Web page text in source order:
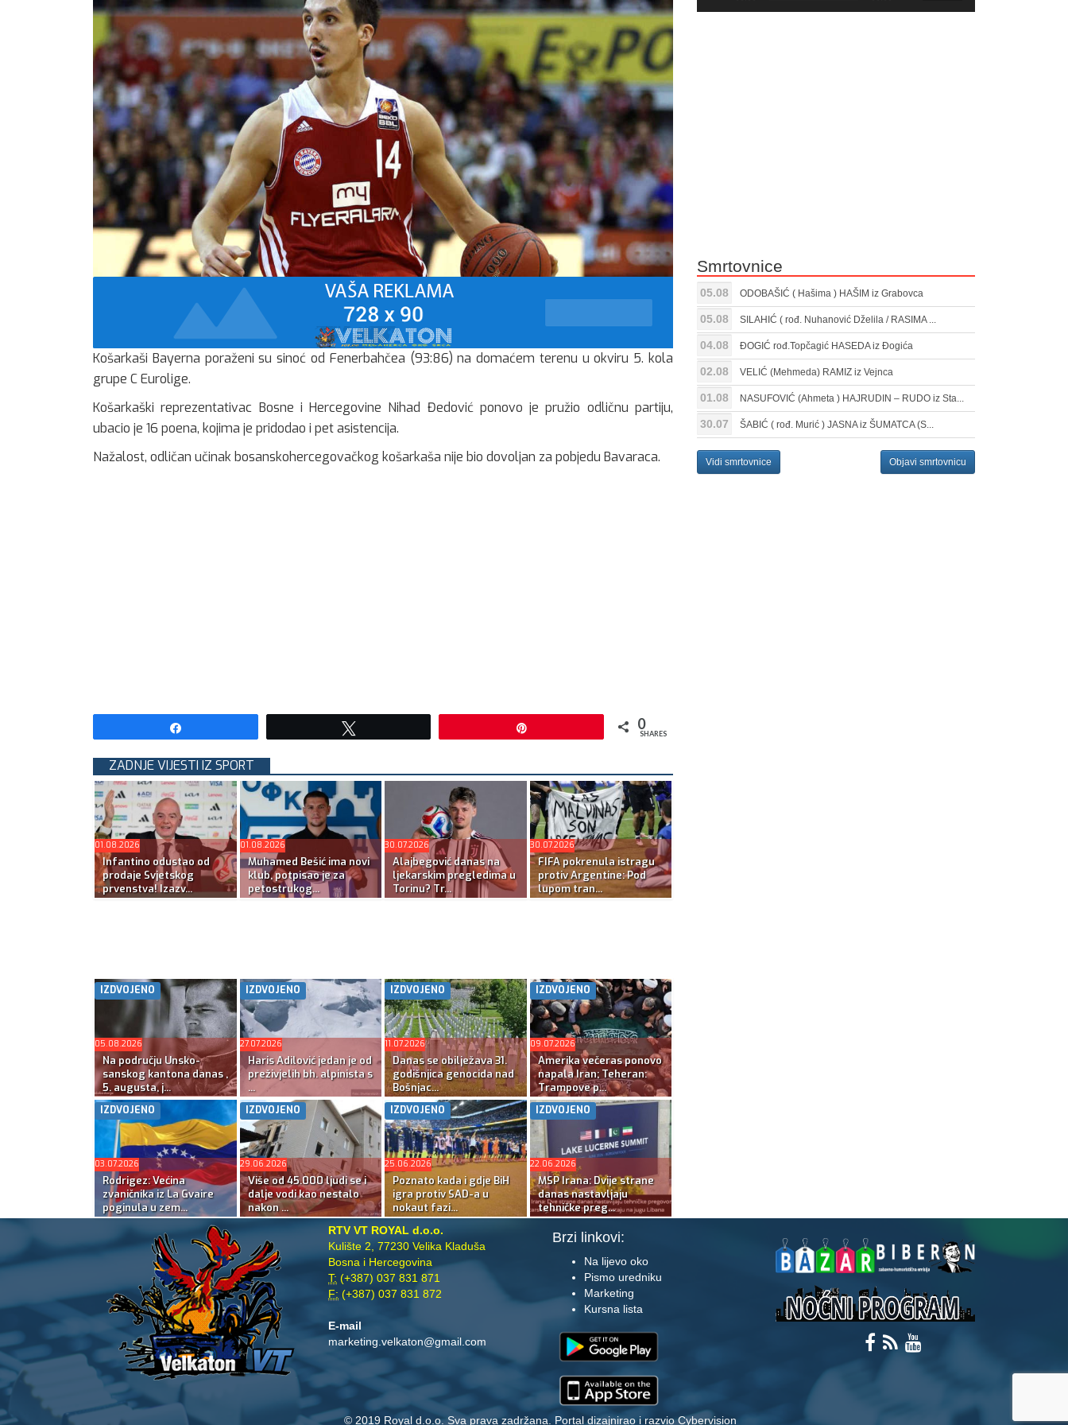
Košarkaši Bayerna poraženi su sinoć od Fenerbahčea (93:86) na domaćem terenu u okviru 5. kola
grupe C Eurolige.
Košarkaški reprezentativac Bosne i Hercegovine Nihad Đedović ponovo je pružio odličnu partiju,
ubacio je 16 poena, kojima je pridodao i pet asistencija.
Nažalost, odličan učinak bosanskohercegovačkog košarkaša nije bio dovoljan za pobjedu Bavaraca.
0
SHARES
ZADNJE VIJESTI IZ SPORT
01.08.2026
Infantino odustao od
prodaje Svjetskog
prvenstva! Izazv...
01.08.2026
Muhamed Bešić ima novi
klub, potpisao je za
petostrukog...
30.07.2026
Alajbegović danas na
ljekarskim pregledima u
Torinu? Tr...
30.07.2026
FIFA pokrenula istragu
protiv Argentine: Pod
lupom tran...
IZDVOJENO
05.08.2026
Na području Unsko-
sanskog kantona danas ,
5. augusta, j...
IZDVOJENO
27.07.2026
Haris Adilović jedan je od
preživjelih bh. alpinista s
...
IZDVOJENO
11.07.2026
Danas se obilježava 31.
godišnjica genocida nad
Bošnjac...
IZDVOJENO
09.07.2026
Amerika večeras ponovo
napala Iran; Teheran:
Trampove p...
IZDVOJENO
03.07.2026
Rodrigez: Većina
zvaničnika iz La Gvaire
poginula u zem...
IZDVOJENO
29.06.2026
Više od 45.000 ljudi se i
dalje vodi kao nestalo
nakon ...
IZDVOJENO
25.06.2026
Poznato kada i gdje BiH
igra protiv SAD-a u
nokaut fazi...
IZDVOJENO
22.06.2026
MSP Irana: Dvije strane
danas nastavljaju
tehničke preg...
Gore/Dole
Smrtovnice
05.08 ODOBAŠIĆ ( Hašima ) HAŠIM iz Grabovca
05.08 SILAHIĆ ( rođ. Nuhanović Dželila / RASIMA ...
04.08 ĐOGIĆ rođ.Topčagić HASEDA iz Đogića
02.08 VELIĆ (Mehmeda) RAMIZ iz Vejnca
01.08 NASUFOVIĆ (Ahmeta ) HAJRUDIN – RUDO iz Sta...
30.07 ŠABIĆ ( rođ. Murić ) JASNA iz ŠUMATCA (S...
Vidi smrtovnice Objavi smrtovnicu
RTV VT ROYAL d.o.o.
Kulište 2, 77230 Velika Kladuša
Bosna i Hercegovina
T: (+387) 037 831 871
F: (+387) 037 831 872
E-mail
marketing.velkaton@gmail.com
Brzi linkovi:
Na lijevo oko
Pismo uredniku
Marketing
Kursna lista
© 2019 Royal d.o.o. Sva prava zadržana. Portal dizajnirao i razvioCybervision